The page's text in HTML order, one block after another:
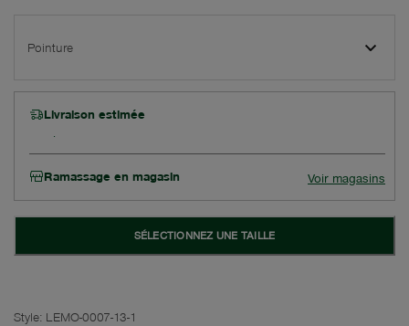
Pointure
Livraison estimée
Ramassage en magasin Voir magasins
SÉLECTIONNEZ UNE TAILLE
Style: LEMO-0007-13-1